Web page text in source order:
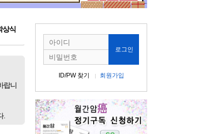
상식
랍니
.
로그인
ID/PW 찾기 회원가입